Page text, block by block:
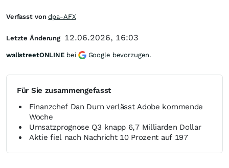
Für Sie zusammengefasst
Finanzchef Dan Durn verlässt Adobe kommende
Woche
Umsatzprognose Q3 knapp 6,7 Milliarden Dollar
Aktie fiel nach Nachricht 10 Prozent auf 197
Verfasst vondpa-AFX
Letzte Änderung 12.06.2026, 16:03
wallstreetONLINE bei Google bevorzugen.